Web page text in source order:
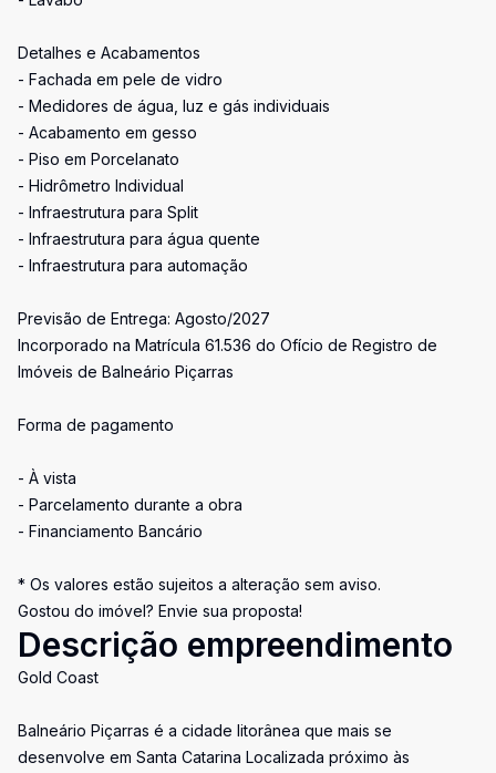
Detalhes e Acabamentos
- Fachada em pele de vidro
- Medidores de água, luz e gás individuais
- Acabamento em gesso
- Piso em Porcelanato
- Hidrômetro Individual
- Infraestrutura para Split
- Infraestrutura para água quente
- Infraestrutura para automação
Previsão de Entrega: Agosto/2027
Incorporado na Matrícula 61.536 do Ofício de Registro de
Imóveis de Balneário Piçarras
Forma de pagamento
- À vista
- Parcelamento durante a obra
- Financiamento Bancário
* Os valores estão sujeitos a alteração sem aviso.
Gostou do imóvel? Envie sua proposta!
Descrição empreendimento
Gold Coast
Balneário Piçarras é a cidade litorânea que mais se
desenvolve em Santa Catarina Localizada próximo às